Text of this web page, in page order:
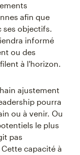
afin que
ses objectifs.
informé
ou des
à l'horizon.
ajustement
pourra
ou à venir. Ou
le plus
pas
capacité à